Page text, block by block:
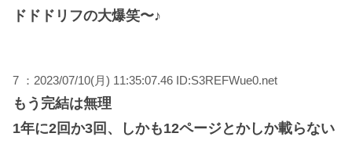
ドドドリフの大爆笑〜♪
7 ：2023/07/10(月) 11:35:07.46 ID:S3REFWue0.net
もう完結は無理
1年に2回か3回、しかも12ページとかしか載らない